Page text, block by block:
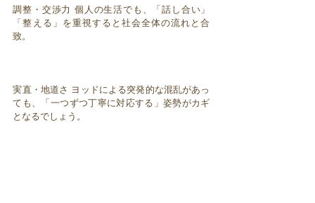
調整・交渉力 個人の生活でも、「話し合い」
「整える」を重視すると社会全体の流れと合
致。
実直・地道さ ヨッドによる突発的な混乱があっ
ても、「一つずつ丁寧に対応する」姿勢がカギ
となるでしょう。